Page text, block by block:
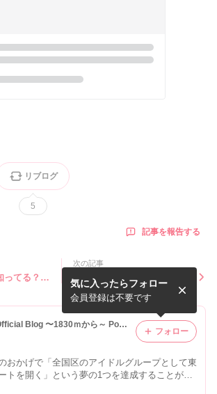
リブログ
5
記事を報告する
ってる？ゼ
次の記事
【徳永羚海】1月26日(水)山
陰放送「生たまごBang！」
に出演
AKB48 Official Blog 〜1830ｍから～ Powered by Ameba
おかげで「全国区のアイドルグループとして東
トを開く」という夢の1つを達成することがで
たなスタートを切ったAKB48のさらなる道程
気に入ったらフォロー
会員登録は不要です
フォロー